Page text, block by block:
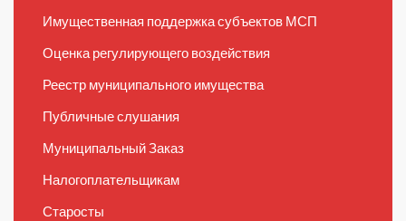
Имущественная поддержка субъектов МСП
Оценка регулирующего воздействия
Реестр муниципального имущества
Публичные слушания
Муниципальный Заказ
Налогоплательщикам
Старосты